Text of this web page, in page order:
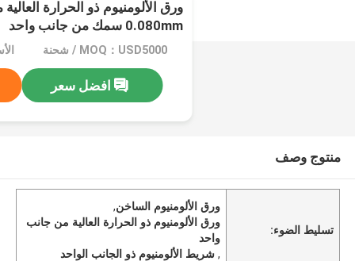
0.080mm سمك من جانب واحد
MOQ：USD5000 / شحنة
افضل سعر
منتوج وصف
تسليط الضوء:
ورق الألومنيوم الساخن,
ورق الألومنيوم ذو الحرارة العالية من جانب
واحد
,شريط الألومنيوم ذو الجانب الواحد